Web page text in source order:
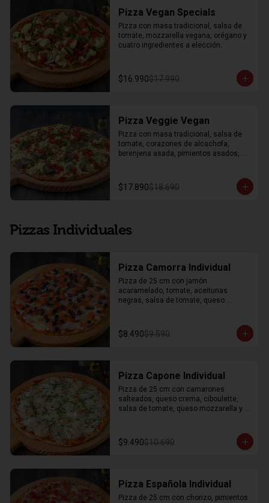
Pizza Vegan Specials
Pizza con masa tradicional, salsa de
tomate, mozzarella vegana, orégano y
cuatro ingredientes a elección.
$16.990$17.990
Pizza Veggie Vegan
Pizza con masa tradicional, salsa de
tomate, corazones de alcachofa,
berenjena asada, pimientos asados,
$17.890$18.690
Pizzas Individuales
Pizza Camorra Individual
Pizza de 25 cm con jamón
acaramelado, tomate, aceitunas
negras, salsa de tomate, queso
$8.490$9.590
Pizza Capone Individual
Pizza de 25 cm con camarones
salteados, queso crema, ciboulette,
salsa de tomate, queso mozzarella y
$9.490$10.690
Pizza Española Individual
Pizza de 25 cm con chorizo, pimientos